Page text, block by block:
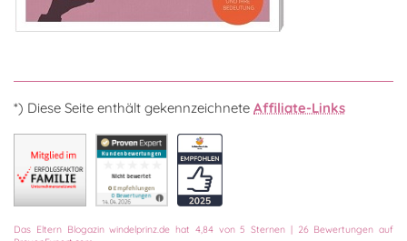
*) Diese Seite enthält gekennzeichnete Affiliate-Links
Das Eltern Blogazin windelprinz.de hat 4,84von5 Sternen | 26Bewertungen auf